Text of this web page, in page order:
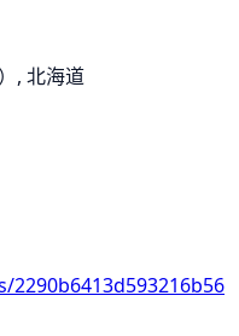
, 北海道